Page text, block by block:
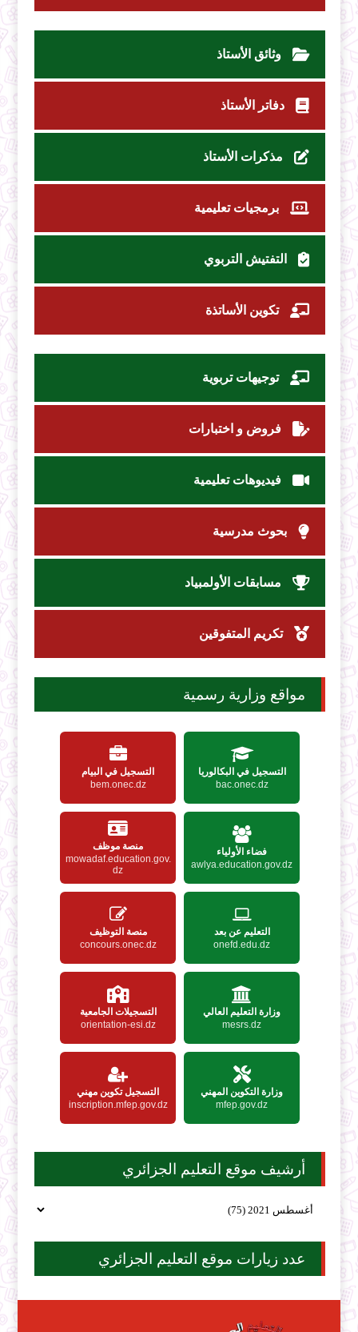
وثائق الأستاذ
دفاتر الأستاذ
مذكرات الأستاذ
برمجيات تعليمية
التفتيش التربوي
تكوين الأساتذة
توجيهات تربوية
فروض و اختبارات
فيديوهات تعليمية
بحوث مدرسية
مسابقات الأولمبياد
تكريم المتفوقين
مواقع وزارية رسمية
التسجيل في البكالوريا
bac.onec.dz
التسجيل في البيام
bem.onec.dz
فضاء الأولياء
awlya.education.gov.dz
منصة موظف
mowadaf.education.gov.
dz
التعليم عن بعد
onefd.edu.dz
منصة التوظيف
concours.onec.dz
وزارة التعليم العالي
mesrs.dz
التسجيلات الجامعية
orientation-esi.dz
وزارة التكوين المهني
mfep.gov.dz
التسجيل تكوين مهني
inscription.mfep.gov.dz
أرشيف موقع التعليم الجزائري
عدد زيارات موقع التعليم الجزائري